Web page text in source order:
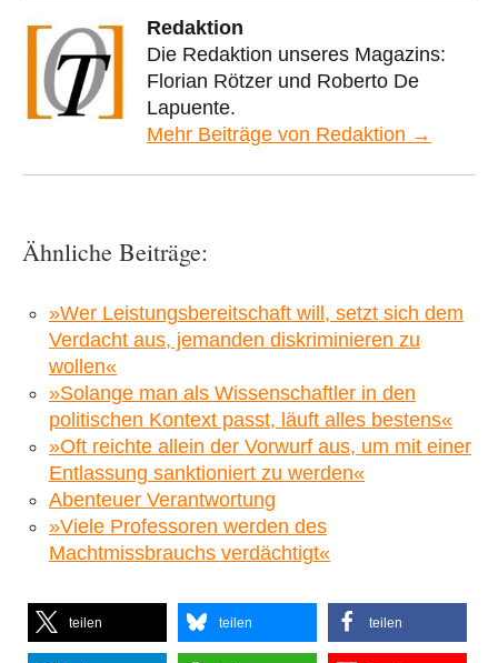
Redaktion
Die Redaktion unseres Magazins:
Florian Rötzer und Roberto De
Lapuente.
Mehr Beiträge von Redaktion →
Ähnliche Beiträge:
»Wer Leistungsbereitschaft will, setzt sich dem
Verdacht aus, jemanden diskriminieren zu
wollen«
»Solange man als Wissenschaftler in den
politischen Kontext passt, läuft alles bestens«
»Oft reichte allein der Vorwurf aus, um mit einer
Entlassung sanktioniert zu werden«
Abenteuer Verantwortung
»Viele Professoren werden des
Machtmissbrauchs verdächtigt«
teilen teilen teilen